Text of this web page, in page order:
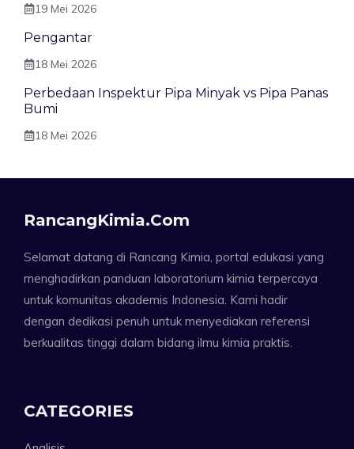
19 Mei 2026
Pengantar
18 Mei 2026
Perbedaan Inspektur Pipa Minyak vs Pipa Panas
Bumi
18 Mei 2026
RancangKimia.com
Selamat datang di Rancang Kimia, portal edukasi yang
menghadirkan panduan laboratorium kimia terpercaya
untuk komunitas akademis Indonesia. Kami hadir
dengan dedikasi penuh untuk menyediakan referensi
berkualitas tinggi dalam bidang ilmu kimia praktis.
CATEGORIES